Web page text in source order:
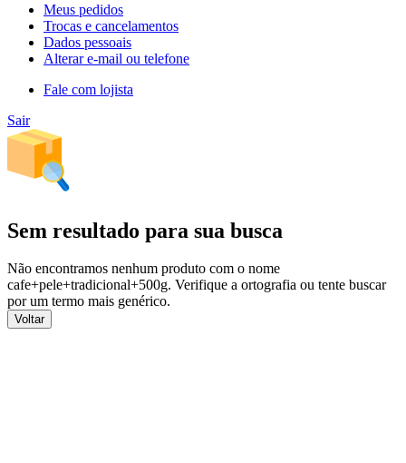
Meus pedidos
Trocas e cancelamentos
Dados pessoais
Alterar e-mail ou telefone
Fale com lojista
Sair
Sem resultado para sua busca
Não encontramos nenhum produto com o nome
cafe+pele+tradicional+500g. Verifique a ortografia ou tente buscar
por um termo mais genérico.
Voltar